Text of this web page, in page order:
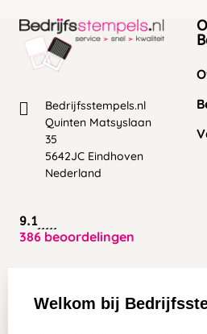
Bedrijfsstempels.nl
Quinten Matsyslaan
35
5642JC Eindhoven
Nederland
9.1
386 beoordelingen
Aanvraag op maat
Welkom bij